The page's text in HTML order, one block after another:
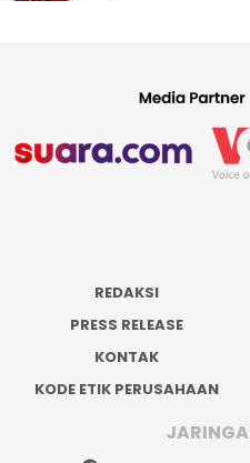
REDAKSI
PRESS RELEASE
KONTAK
KODE ETIK PERUSAHAAN